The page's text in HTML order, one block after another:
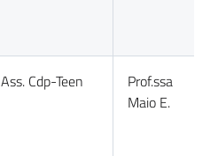
Ass. Cdp-Teen
Prof.ssa
Maio E.